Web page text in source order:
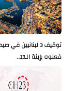
توقيف 3 لبنانيين في
فعلوه بإبنة الـ13..